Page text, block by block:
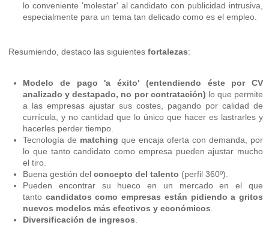
lo conveniente 'molestar' al candidato con publicidad intrusiva,
especialmente para un tema tan delicado como es el empleo.
Resumiendo, destaco las siguientes fortalezas:
Modelo de pago 'a éxito' (entendiendo éste por CV
analizado y destapado, no por contratación) lo que permite
a las empresas ajustar sus costes, pagando por calidad de
currícula, y no cantidad que lo único que hacer es lastrarles y
hacerles perder tiempo.
Tecnología de matching que encaja oferta con demanda, por
lo que tanto candidato como empresa pueden ajustar mucho
el tiro.
Buena gestión del concepto del talento (perfil 360º).
Pueden encontrar su hueco en un mercado en el que
tanto candidatos como empresas están pidiendo a gritos
nuevos modelos más efectivos y económicos
Diversificación de ingresos